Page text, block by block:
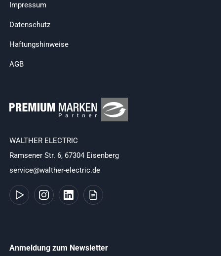
Impressum
Datenschutz
Haftungshinweise
AGB
WALTHER ELECTRIC
Ramsener Str. 6, 67304 Eisenberg
service@walther-electric.de
Anmeldung zum Newsletter